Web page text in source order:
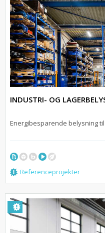
INDUSTRI- OG
Energibesparende belysning
Referenceprojekter